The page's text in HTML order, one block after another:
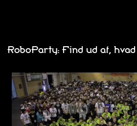
RoboParty: Find ud af,